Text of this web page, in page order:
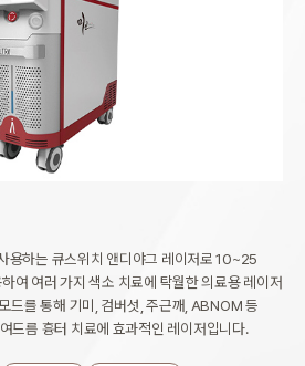
하는 큐스위치 앤디야그 레이저로 10~25
여 여러 가지 색소 치료에 탁월한 의료용 레이저
드를 통해 기미, 검버섯, 주근깨, ABNOM 등
드름 흉터 치료에 효과적인 레이저입니다.